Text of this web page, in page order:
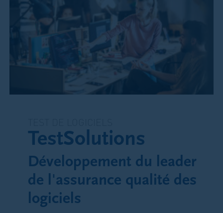
TestSolutions
Développement du leader
de l'assurance qualité des
logiciels